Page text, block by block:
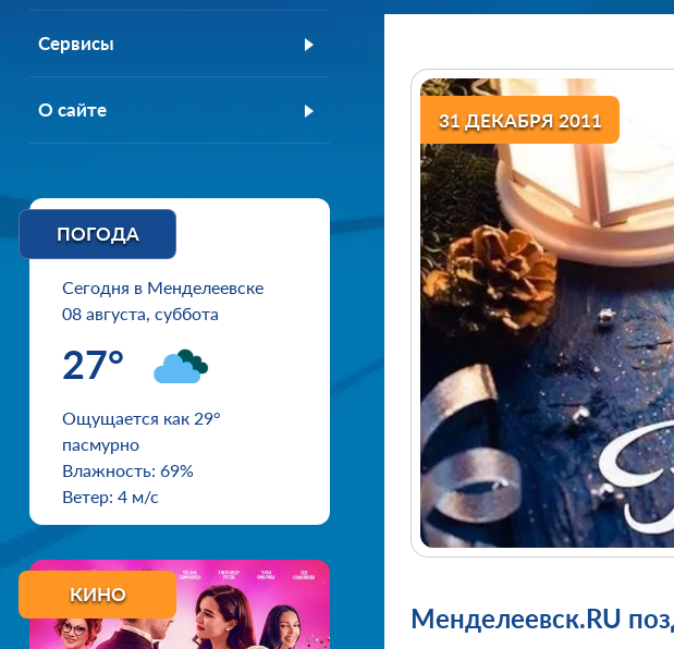
Сервисы
О сайте
ПОГОДА
Сегодня в Менделеевске
08 августа, суббота
27°
Ощущается как 29°
пасмурно
Влажность: 69%
Ветер: 4 м/с
КИНО
31 ДЕКАБРЯ 2011
Менделеевск.RU